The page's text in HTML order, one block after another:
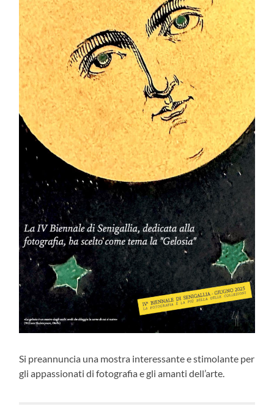
Si preannuncia una mostra interessante e stimolante per
gli appassionati di fotografia e gli amanti dell’arte.